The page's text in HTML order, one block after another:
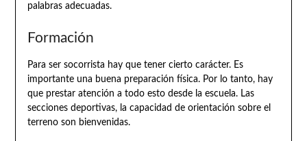
palabras adecuadas.
Formación
Para ser socorrista hay que tener cierto carácter. Es
importante una buena preparación física. Por lo tanto, hay
que prestar atención a todo esto desde la escuela. Las
secciones deportivas, la capacidad de orientación sobre el
terreno son bienvenidas.